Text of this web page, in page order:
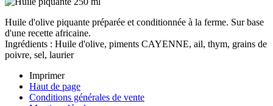
Huile d'olive piquante préparée et conditionnée à la ferme. Sur base
d'une recette africaine.
Ingrédients : Huile d'olive, piments CAYENNE, ail, thym, grains de
poivre, sel, laurier
Imprimer
Haut de page
Conditions générales de vente